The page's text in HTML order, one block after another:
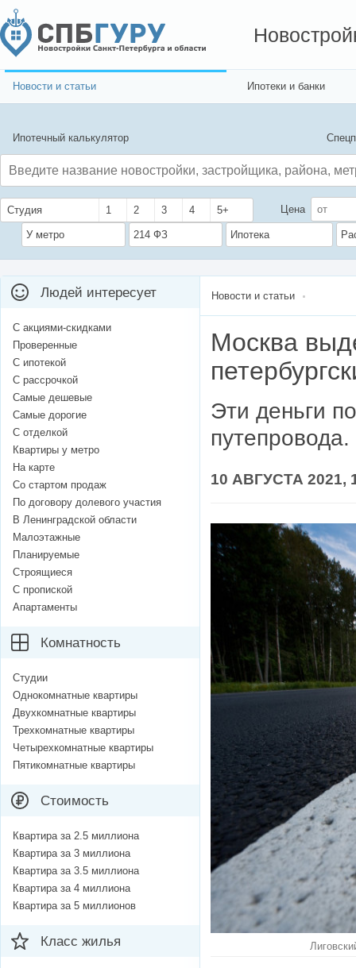
Новости и статьи Ипотеки и банки
Ипотечный калькулятор
Студия 1 2 3 4 5+ Цена
У метро 214 ФЗ Ипотека
Новости и статьи
Москва
Эти деньги
путепровода.
10 АВГУСТА 2021,
Людей интересует
С акциями-скидками
Проверенные
С ипотекой
С рассрочкой
Самые дешевые
Самые дорогие
С отделкой
Квартиры у метро
На карте
Со стартом продаж
По договору долевого участия
В Ленинградской области
Малоэтажные
Планируемые
Строящиеся
С пропиской
Апартаменты
Комнатность
Студии
Однокомнатные квартиры
Двухкомнатные квартиры
Трехкомнатные квартиры
Четырехкомнатные квартиры
Пятикомнатные квартиры
Стоимость
Квартира за 2.5 миллиона
Квартира за 3 миллиона
Квартира за 3.5 миллиона
Квартира за 4 миллиона
Квартира за 5 миллионов
Класс жилья